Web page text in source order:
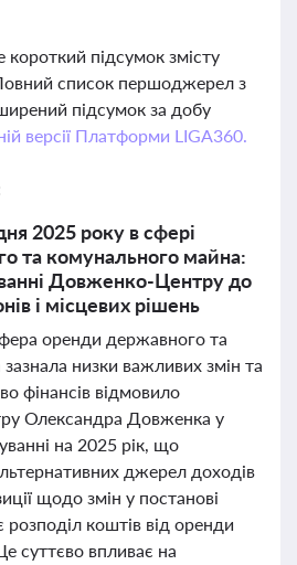
підсумок змісту
список першоджерел з
підсумок за добу
версії Платформи LIGA360.
2025 року в сфері
та комунального майна:
Довженко-Центру до
і місцевих рішень
оренди державного та
низки важливих змін та
фінансів відмовило
Олександра Довженка у
на 2025 рік, що
джерел доходів
щодо змін у постанові
розподіл коштів від оренди
суттєво впливає на